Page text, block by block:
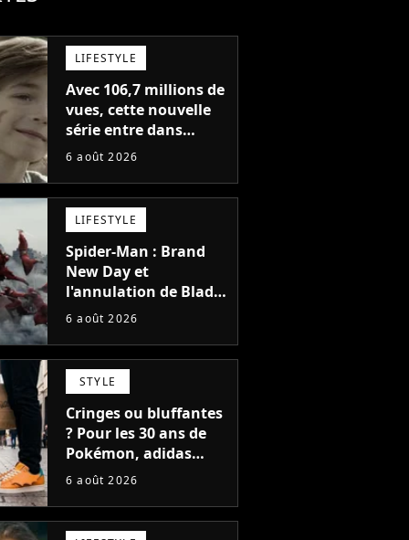
LIFESTYLE
Avec 106,7 millions de
vues, cette nouvelle
série entre dans
l'histoire de Netflix en
6 août 2026
LIFESTYLE
Spider-Man : Brand
New Day et
l'annulation de Blade
montrent que Marvel
faire quoi que ce soit
de simple
6 août 2026
STYLE
Cringes ou bluffantes
? Pour les 30 ans de
Pokémon, adidas
dévoile une énorme
et je ne sais pas quoi
en penser
6 août 2026